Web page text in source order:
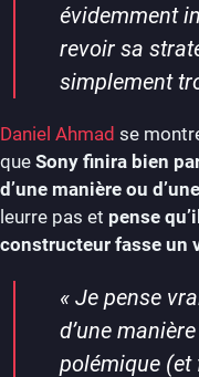
évidemment
revoir sa
simplement
Daniel Ahmad se
que Sony finira bien
d’une manière ou
leurre pas et pense
constructeur fasse un
« Je pense
d’une
polémique (et